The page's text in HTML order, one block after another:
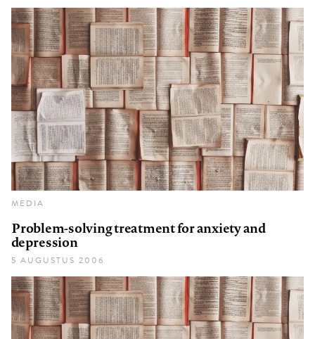
MEDIA
Problem-solving treatment for anxiety and
depression
5 AUGUSTUS 2006